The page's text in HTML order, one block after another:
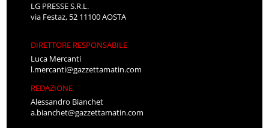
LG PRESSE S.R.L.
via Festaz, 52 11100 AOSTA
DIRETTORE RESPONSABILE
Luca Mercanti
l.mercanti@gazzettamatin.com
REDAZIONE
Alessandro Bianchet
a.bianchet@gazzettamatin.com